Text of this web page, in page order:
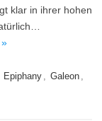
klar in ihrer hohen
Epiphany , Galeon ,